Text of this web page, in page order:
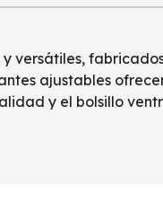
versátiles,
ajustables
y el bolsillo